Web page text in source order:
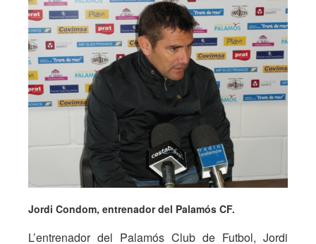
Jordi Condom, entrenador del Palamós CF.
L’entrenador del Palamós Club de Futbol, Jordi